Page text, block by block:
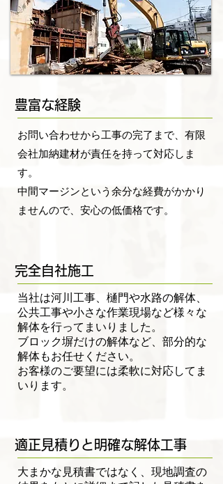
豊富な経験
お問い合わせから工事の完了まで、有限
会社加納建材が責任を持って対応しま
す。
中間マージンという余分な経費がかかり
ませんので、安心の低価格です。
完全自社施工
当社は河川工事、樋門や水路の解体、
公共工事や小さな作業現場など様々な
解体を行ってまいりました。
ブロック塀だけの解体など、部分的な
解体もお任せください。
​お客様のご要望には柔軟に対応してま
いります。
適正見積りと明確な解体工事
大まかな見積書ではなく、現地調査の